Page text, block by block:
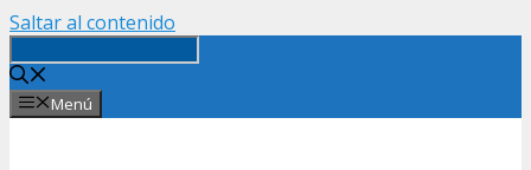
Saltar al contenido
Menú